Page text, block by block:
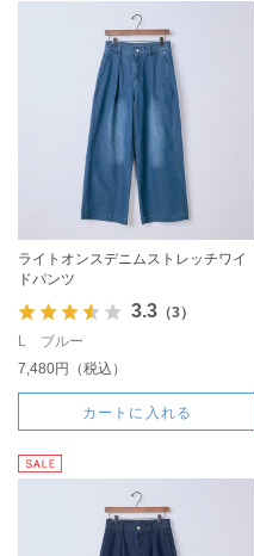
ライトオンスデニムストレッチワイ
ドパンツ
3.3（3）
L ブルー
7,480円（税込）
カートに入れる